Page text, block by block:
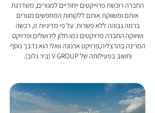
החברה רוכשת פרוייקטים ייחודיים למגורים, משדרגת
אותם ומשווקת אותם ללקוחות המחפשים מגורים
ברמה גבוהה ללא פשרות. על פי מדיניות זו, רכשה
ושיווקה החברה פרויקטים כמו חלון לירושלים ופרויקט
המרינה בהרצליה,פרויקט ארנונה וואלי הוא נדבך נוסף
וחשוב בפעילותה של V GROUP (ביר גלוב).